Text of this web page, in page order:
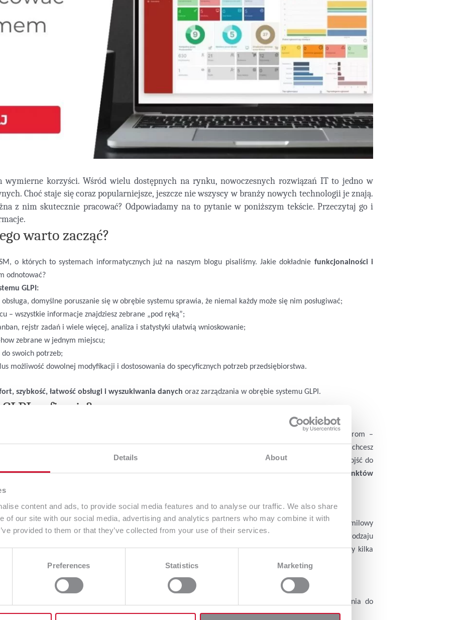
Details About
content and ads, to provide social media features and to analyse our traffic. We also share
of our site with our social media, advertising and analytics partners who may combine it with
provided to them or that they’ve collected from your use of their services.
Preferences Statistics Marketing
wymierne korzyści. Wśród wielu dostępnych na rynku, nowoczesnych rozwiązań IT to jedno w
Choć staje się coraz popularniejsze, jeszcze nie wszyscy w branży nowych technologii je znają.
z nim skutecznie pracować? Odpowiadamy na to pytanie w poniższym tekście. Przeczytaj go i
warto zacząć?
o których to systemach informatycznych już na naszym blogu pisaliśmy. Jakie dokładnie funkcjonalności i
odnotować?
GLPI:
domyślne poruszanie się w obrębie systemu sprawia, że niemal każdy może się nim posługiwać;
– wszystkie informacje znajdziesz zebrane „pod ręką”;
rejstr zadań i wiele więcej, analiza i statystyki ułatwią wnioskowanie;
zebrane w jednym miejscu;
swoich potrzeb;
możliwość dowolnej modyfikacji i dostosowania do specyficznych potrzeb przedsiębiorstwa.
szybkość, łatwość obsługi i wyszukiwania danych oraz zarządzania w obrębie systemu GLPI.
w firmie?
istotnych pytań, dlatego to zadanie jest polecane głównie specjalistom wyższego szczebla i managerom –
Warto znać tajniki zarządzania przedsiębiorstwem, by wiedzieć się, co dokładnie i jakimi metodami chcesz
jako celu, a raczej jako narzędziu do jego osiągnięcia. Powinieneś iść poszczególnymi etapami, by dojść do
Pamiętaj, że nie da się przeskoczyć od punktu 1 do 11. Ważna jestmetoda 11 kluczowych punktów
z korzystania z systemów klasy ITSM. Zarządzanie przedsiebiorstwem z uwzględnieniem usług IT to milowy
obszarów i działów w firmie. Właściwie jedna korzyść pociąga za sobą inne, więc jest to swego rodzaju
korzyści dla przedsiębiorstwa, które zauważamy korzystając z systemu GLPI? Poniżej wymieniliśmy kilka
widzenia korzyści dla firmy:
w firmie;
system można zintegrować z innymi narzędziami IT, takimi jak systemy monitoringu sieci, rozwiązania do
lub narzędzia do monitorowania zabezpieczeń. To pozwala na pełniejsze zarządzanie środowiskiem IT.